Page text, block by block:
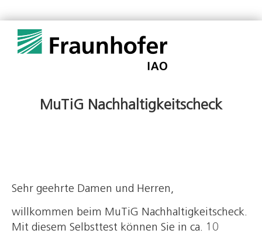
MuTiG Nachhaltigkeitscheck
Sehr geehrte Damen und Herren,
willkommen beim MuTiG Nachhaltigkeitscheck.
Mit diesem Selbsttest können Sie in ca. 10